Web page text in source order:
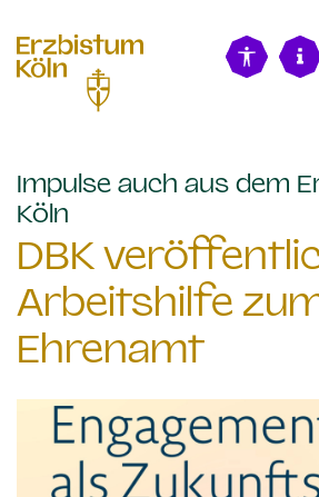
Impulse auch aus dem
Köln
DBK
Arbeitshilfe
Ehrenamt